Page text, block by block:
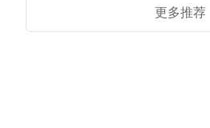
更多推荐